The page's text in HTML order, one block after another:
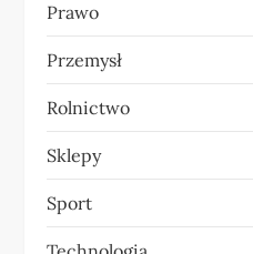
Prawo
Przemysł
Rolnictwo
Sklepy
Sport